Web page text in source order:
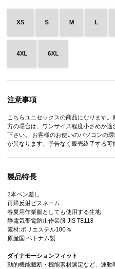
XS S M L
4XL 6XL
注意事項
こちらユニセックスの商品になります
方の場合は、ワンサイズ程度小さめか
下さい。 お客様のお使いのパソコンの
が異なります。予告なく販売終了する可
製品特長
2本ペン差し
再帰反射ピスネーム
春夏用作業服としても使用する生地
静電気帯電防止作業服 JIS T8118
素材:ポリエステル100％
原産国:ベトナム製
ダイナモーションフィット
動的機能裁断・機能素材選定など、運